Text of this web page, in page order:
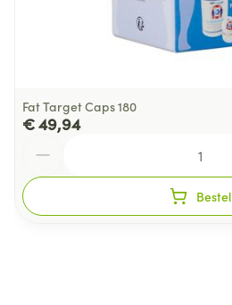
Fat Target Caps 180
€ 49,94
Bestel